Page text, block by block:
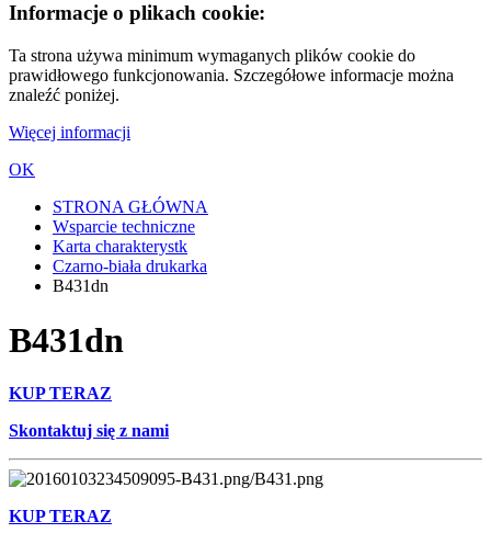
Informacje o plikach cookie:
Ta strona używa minimum wymaganych plików cookie do
prawidłowego funkcjonowania. Szczegółowe informacje można
znaleźć poniżej.
Więcej informacji
OK
STRONA GŁÓWNA
Wsparcie techniczne
Karta charakterystk
Czarno-biała drukarka
B431dn
B431dn
KUP TERAZ
Skontaktuj się z nami
KUP TERAZ